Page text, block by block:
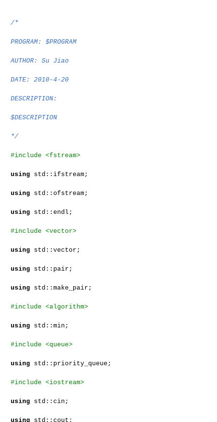
/*
PROGRAM: $PROGRAM
AUTHOR: Su Jiao
DATE: 2010-4-20
DESCRIPTION:
$DESCRIPTION
*/
#include <fstream>
using std::ifstream;
using std::ofstream;
using std::endl;
#include <vector>
using std::vector;
using std::pair;
using std::make_pair;
#include <algorithm>
using std::min;
#include <queue>
using std::priority_queue;
#include <iostream>
using std::cin;
using std::cout;